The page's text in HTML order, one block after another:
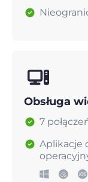
Obsługa
7
Aplikacje